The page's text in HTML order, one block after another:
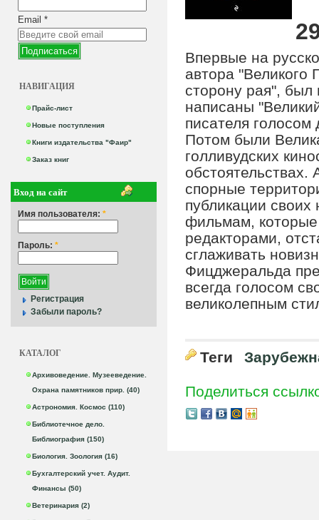
Email *
НАВИГАЦИЯ
Прайс-лист
Новые поступления
Книги издательства "Фаир"
Заказ книг
Вход на сайт
Имя пользователя: *
Пароль: *
Регистрация
Забыли пароль?
КАТАЛОГ
Архивоведение. Музееведение.
Охрана памятников прир. (40)
Астрономия. Космос (110)
Библиотечное дело.
Библиография (150)
Биология. Зоология (16)
Бухгалтерский учет. Аудит.
Финансы (50)
Ветеринария (2)
Впервые на
автора
сторону рая",
написаны
писателя
Потом были
голливудских
спорные
публикации
фильмам,
редакторами,
сглаживать
Фицджеральда
всегда голосом
великолепным
Теги
Поделиться